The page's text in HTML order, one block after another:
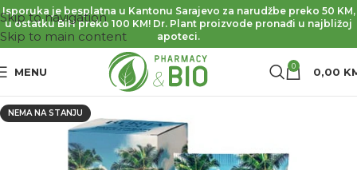
Skip to navigation
Skip to main content
Isporuka je besplatna u Kantonu Sarajevo za narudžbe preko 50 KM,
u ostatku BiH preko 100 KM! Dr. Plant proizvode pronađi u najbližoj
apoteci.
MENU 0 0,00
NEMA NA STANJU